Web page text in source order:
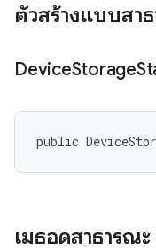
ตัวสร้างแบบสา
DeviceStorage
public
เมธอดสาธารณะ